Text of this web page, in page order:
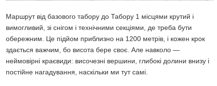
Маршрут від базового табору до Табору 1 місцями крутий і
вимогливий, зі снігом і технічними секціями, де треба бути
обережним. Це підйом приблизно на 1200 метрів, і кожен крок
здається важчим, бо висота бере своє. Але навколо —
неймовірні краєвиди: височезні вершини, глибокі долини внизу і
постійне нагадування, наскільки ми тут самі.